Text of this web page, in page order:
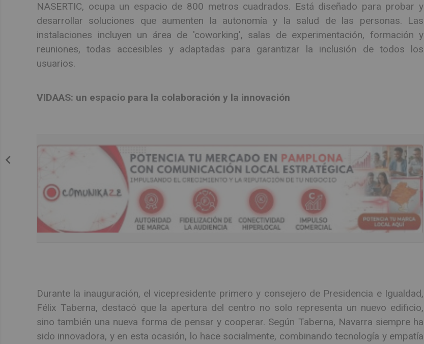
NASERTIC, ocupa un espacio de 800 metros cuadrados. Está diseñado para probar y
desarrollar soluciones que aumenten la autonomía y la salud de las personas. Las
instalaciones incluyen un área de 'coworking', salas de experimentación, formación y
reuniones, todas accesibles y adaptadas para garantizar la inclusión de todos los
usuarios.
VIDAAS: un espacio para la colaboración y la innovación
Durante la inauguración, el vicepresidente primero y consejero de Presidencia e Igualdad,
Félix Taberna, destacó que la apertura del centro no solo representa un nuevo edificio,
sino también una nueva forma de pensar y cooperar. Según Taberna, Navarra siempre ha
sido innovadora, y en esta ocasión, lo hace socialmente, combinando tecnología y empatía